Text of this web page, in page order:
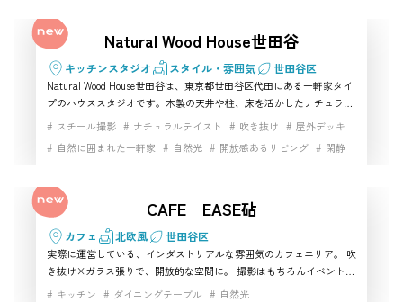
Natural Wood House世田谷
キッチンスタジオ スタイル・雰囲気 世田谷区
Natural Wood House世田谷は、東京都世田谷区代田にある一軒家タイ
プのハウススタジオです。木製の天井や柱、床を活かしたナチュラル
な空間で、自然光の入るリビングや吹き抜け、キッチン、ウッドデッ
影、アパレル撮影、ファミリーシーン、インタビュー撮影に使える撮
スチール撮影 ナチュラルテイスト 吹き抜け
屋外デッキ
自然に囲まれた一軒家
自然光 開放感あるリビング 閑静
CAFE EASE砧
カフェ 北欧風 世田谷区
実際に運営している、インダストリアルな雰囲気のカフェエリア。 吹
き抜け×ガラス張りで、開放的な空間に。 撮影はもちろんイベントな
どの利用も可能です！ 撮影が入っていない日は、実際にカフェ営業も
キッチン ダイニングテーブル 自然光